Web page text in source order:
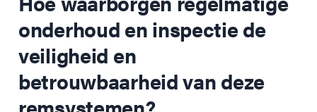
onderhoud en inspectie de
veiligheid en
betrouwbaarheid van deze